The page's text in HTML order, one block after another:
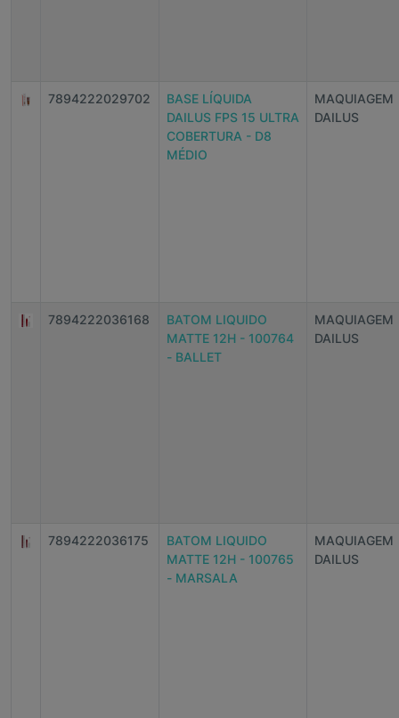
7894222029702
BASE LÍQUIDA
DAILUS FPS 15 ULTRA
COBERTURA - D8
MÉDIO
MAQUIAGEM
DAILUS
7894222036168
BATOM LIQUIDO
MATTE 12H - 100764
- BALLET
MAQUIAGEM
DAILUS
7894222036175
BATOM LIQUIDO
MATTE 12H - 100765
- MARSALA
MAQUIAGEM
DAILUS